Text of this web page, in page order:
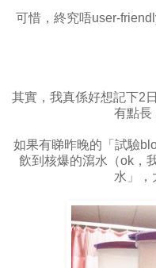
可惜，終究唔user-
其實，我真係好想記下2
有點長
如果有睇昨晚的「試驗
飲到核爆的瀉水（ok，
水」，